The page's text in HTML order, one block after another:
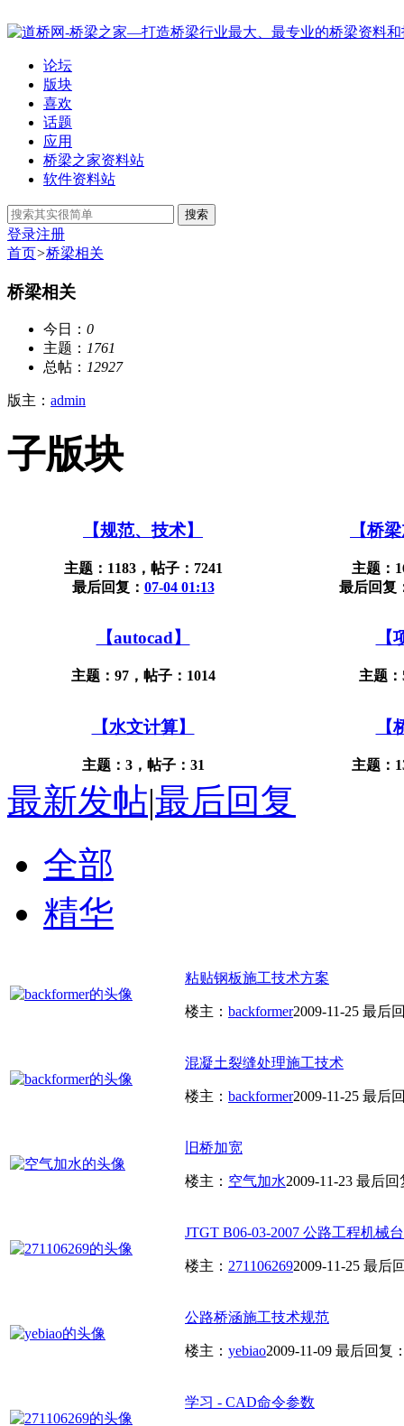
论坛
版块
喜欢
话题
应用
桥梁之家资料站
软件资料站
搜索
登录注册
首页>桥梁相关
桥梁相关
今日： 0
主题： 1761
总帖： 12927
版主： admin
子版块
【规范、技术】
主题：1183，帖子：7241
最后回复： 07-04 01:13
【桥
主题：
最后回复
【autocad】
主题：97，帖子：1014
【
主题
【水文计算】
主题：3，帖子：31
【
主题：
最新发帖|最后回复
全部
精华
粘贴钢板施工技术方案
楼主： backformer2009-11-25 最后
混凝土裂缝处理施工技术
楼主： backformer2009-11-25 最后
旧桥加宽
楼主： 空气加水2009-11-23 最后回
JTGT B06-03-2007 公路工程机械
楼主： 2711062692009-11-25 最后
公路桥涵施工技术规范
楼主： yebiao2009-11-09 最后回复
学习 - CAD命令参数